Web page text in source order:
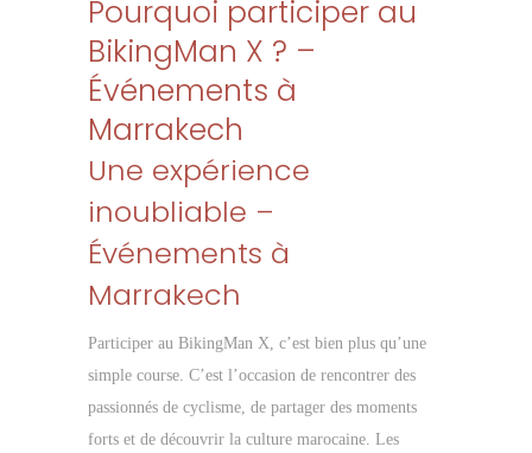
Pourquoi participer au
BikingMan X ? –
Événements à
Marrakech
Une expérience
inoubliable –
Événements à
Marrakech
Participer au BikingMan X, c’est bien plus qu’une
simple course. C’est l’occasion de rencontrer des
passionnés de cyclisme, de partager des moments
forts et de découvrir la culture marocaine. Les